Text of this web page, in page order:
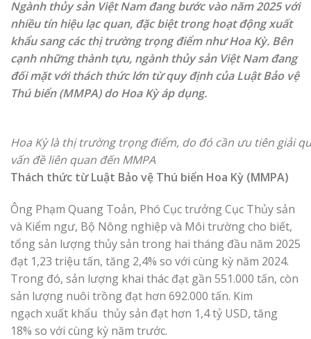
Ngành thủy sản Việt Nam đang bước vào năm 2025 với
nhiều tín hiệu lạc quan, đặc biệt trong hoạt động xuất
khẩu sang các thị trường trọng điểm như Hoa Kỳ. Bên
cạnh những thành tựu, ngành thủy sản Việt Nam đang
đối mặt với thách thức lớn từ quy định của Luật Bảo vệ
Thú biển (MMPA) do Hoa Kỳ áp dụng.
Hoa Kỳ là thị trường trọng điểm, do đó cần ưu tiên giải
vấn đề liên quan đến MMPA
Thách thức từ Luật Bảo vệ Thú biển Hoa Kỳ (MMPA)
Ông Phạm Quang Toản, Phó Cục trưởng Cục Thủy sản
và Kiểm ngư, Bộ Nông nghiệp và Môi trường cho biết,
tổng sản lượng thủy sản trong hai tháng đầu năm 2025
đạt 1,23 triệu tấn, tăng 2,4% so với cùng kỳ năm 2024.
Trong đó, sản lượng khai thác đạt gần 551.000 tấn, còn
sản lượng nuôi trồng đạt hơn 692.000 tấn. Kim
ngạch xuất khẩu thủy sản đạt hơn 1,4 tỷ USD, tăng
18% so với cùng kỳ năm trước.